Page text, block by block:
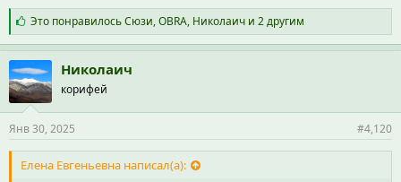
С
и
м
п
а
т
и
:
Это понравилосьСюзи,OBRA, Николаичи 2 другим
Николаич
корифей
Янв 30, 2025 #4,120
Елена Евгеньевна написал(а):